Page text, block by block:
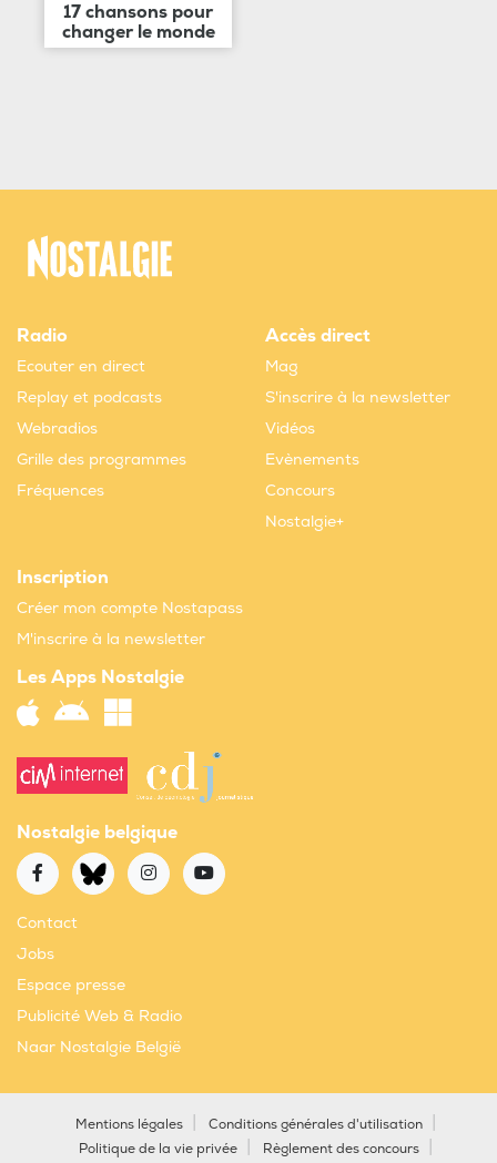
17 chansons pour
changer le monde
Radio
Ecouter en direct
Replay et podcasts
Webradios
Grille des programmes
Fréquences
Accès direct
Mag
S'inscrire à la newsletter
Vidéos
Evènements
Concours
Nostalgie+
Inscription
Créer mon compte Nostapass
M'inscrire à la newsletter
Les Apps Nostalgie
Nostalgie belgique
Contact
Jobs
Espace presse
Publicité Web & Radio
Naar Nostalgie België
Mentions légales
Conditions générales d'utilisation
Politique de la vie privée
Règlement des concours